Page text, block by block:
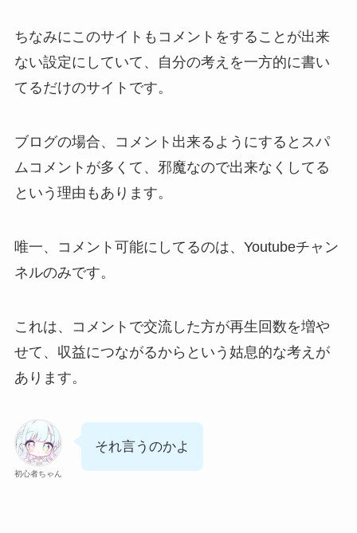
ちなみにこのサイトもコメントをすることが出来
ない設定にしていて、自分の考えを一方的に書い
てるだけのサイトです。
ブログの場合、コメント出来るようにするとスパ
ムコメントが多くて、邪魔なので出来なくしてる
という理由もあります。
唯一、コメント可能にしてるのは、Youtubeチャン
ネルのみです。
これは、コメントで交流した方が再生回数を増や
せて、収益につながるからという姑息的な考えが
あります。
初心者ちゃん
それ言うのかよ